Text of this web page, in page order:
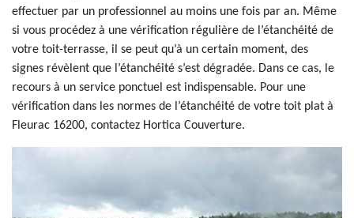
effectuer par un professionnel au moins une fois par an. Même
si vous procédez à une vérification régulière de l’étanchéité de
votre toit-terrasse, il se peut qu’à un certain moment, des
signes révèlent que l’étanchéité s’est dégradée. Dans ce cas, le
recours à un service ponctuel est indispensable. Pour une
vérification dans les normes de l’étanchéité de votre toit plat à
Fleurac 16200, contactez Hortica Couverture.